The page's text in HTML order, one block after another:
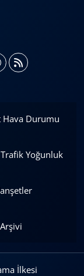
Hava Durumu
Yoğunluk
İlkesi